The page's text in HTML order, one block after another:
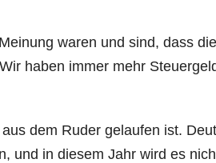
waren und sind, dass
haben immer mehr
dem Ruder gelaufen ist.
und in diesem Jahr wird es